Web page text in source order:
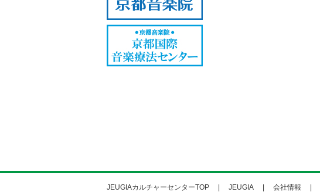
JEUGIAカルチャーセンターTOP JEUGIA 会社情報